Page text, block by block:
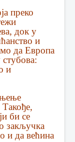
преко
док у
и
да Европа
стубова:
и
би се
закључка
и да већина